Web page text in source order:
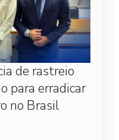
de rastreio
para erradicar
no Brasil